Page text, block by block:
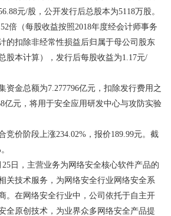
元/股，公开发行后总股本为5118万股。
倍（每股收益按照2018年度经会计师事务
的扣除非经常性损益后归属于母公司股东
股本计算），发行后每股收益为1.17元/
资金总额为7.277796亿元，扣除发行费用之
亿元，将用于安全应用研发中心与攻防实验
竞价阶段上涨234.02%，报价189.99元。截
日，主营业务为网络安全核心软件产品的
关技术服务，为网络安全行业网络安全系
。在网络安全行业中，公司依托于自主开
全原创技术，为业界众多网络安全产品提